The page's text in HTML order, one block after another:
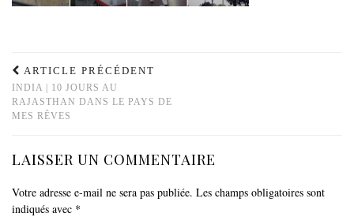
ARTICLE PRÉCÉDENT
INDIA | 10 JOURS AU
RAJASTHAN DANS LE PAYS DE
MES RÊVES
LAISSER UN COMMENTAIRE
Votre adresse e-mail ne sera pas publiée. Les champs obligatoires sont
indiqués avec *